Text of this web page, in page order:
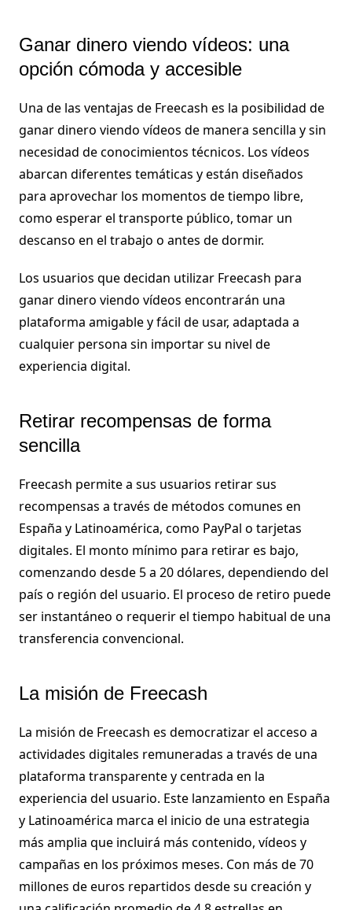
Ganar dinero viendo vídeos: una
opción cómoda y accesible
Una de las ventajas de Freecash es la posibilidad de
ganar dinero viendo vídeos de manera sencilla y sin
necesidad de conocimientos técnicos. Los vídeos
abarcan diferentes temáticas y están diseñados
para aprovechar los momentos de tiempo libre,
como esperar el transporte público, tomar un
descanso en el trabajo o antes de dormir.
Los usuarios que decidan utilizar Freecash para
ganar dinero viendo vídeos encontrarán una
plataforma amigable y fácil de usar, adaptada a
cualquier persona sin importar su nivel de
experiencia digital.
Retirar recompensas de forma
sencilla
Freecash permite a sus usuarios retirar sus
recompensas a través de métodos comunes en
España y Latinoamérica, como PayPal o tarjetas
digitales. El monto mínimo para retirar es bajo,
comenzando desde 5 a 20 dólares, dependiendo del
país o región del usuario. El proceso de retiro puede
ser instantáneo o requerir el tiempo habitual de una
transferencia convencional.
La misión de Freecash
La misión de Freecash es democratizar el acceso a
actividades digitales remuneradas a través de una
plataforma transparente y centrada en la
experiencia del usuario. Este lanzamiento en España
y Latinoamérica marca el inicio de una estrategia
más amplia que incluirá más contenido, vídeos y
campañas en los próximos meses. Con más de 70
millones de euros repartidos desde su creación y